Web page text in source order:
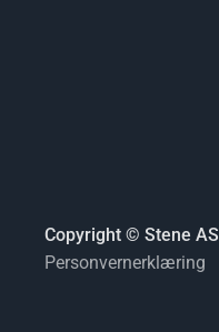
Copyright © Stene AS
Personvernerklæring